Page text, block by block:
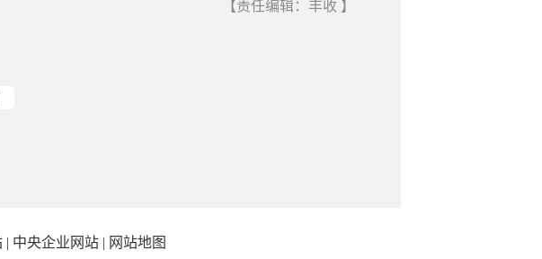
【责任编辑：丰收 】